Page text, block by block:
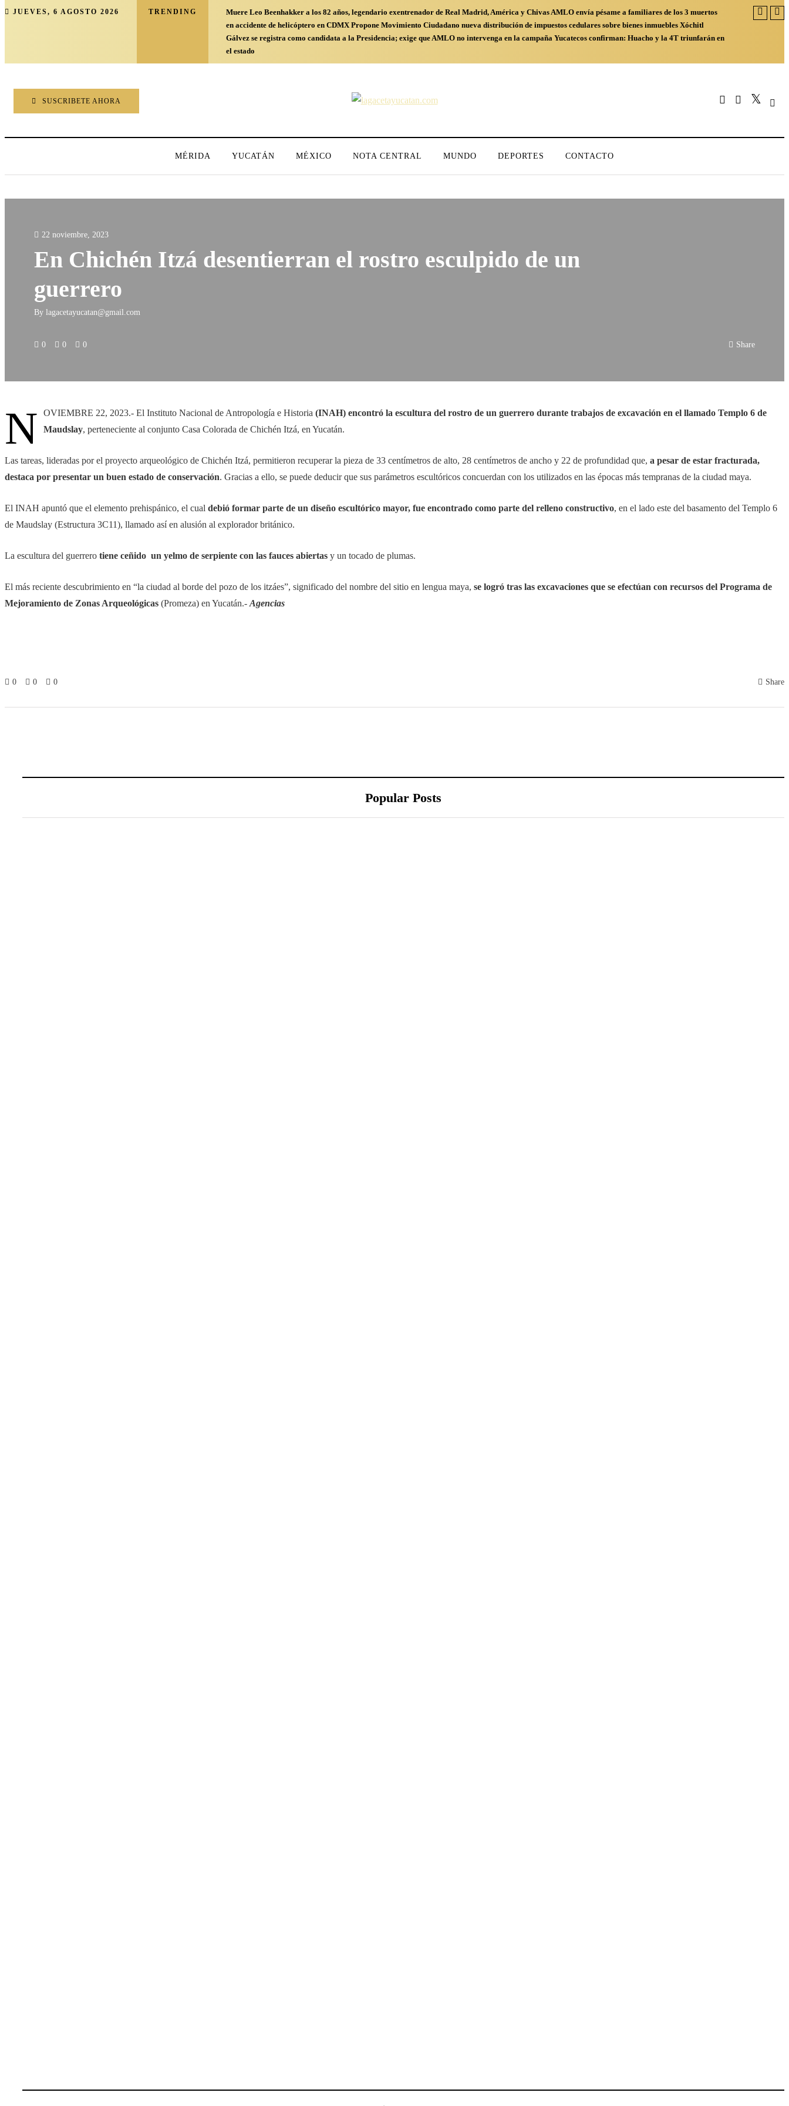
JUEVES, 6 AGOSTO 2026 TRENDING Muere Leo Beenhakker a los 82 años, legendario exentrenador de Real Madrid, América y ChivasAMLO envía pésame a familiares de los 3 muertos
en accidente de helicóptero en CDMX Propone Movimiento Ciudadano nueva distribución de impuestos cedulares sobre bienes inmuebles Xóchitl
Gálvez se registra como candidata a la Presidencia; exige que AMLO no intervenga en la campaña Yucatecos confirman: Huacho y la 4T triunfarán en
el estado
SUSCRIBETE AHORA
MÉRIDA YUCATÁN MÉXICO NOTA CENTRAL MUNDO DEPORTES CONTACTO
22 noviembre, 2023
En Chichén Itzá desentierran el rostro esculpido de un
guerrero
By lagacetayucatan@gmail.com
0 0 0 Share
N OVIEMBRE 22, 2023.- El Instituto Nacional de Antropología e Historia (INAH) encontró la escultura del rostro de un guerrero durante trabajos de excavación en el llamado Templo 6 de
Maudslay, perteneciente al conjunto Casa Colorada de Chichén Itzá, en Yucatán.
Las tareas, lideradas por el proyecto arqueológico de Chichén Itzá, permitieron recuperar la pieza de 33 centímetros de alto, 28 centímetros de ancho y 22 de profundidad que, a pesar de estar fracturada,
destaca por presentar un buen estado de conservación. Gracias a ello, se puede deducir que sus parámetros escultóricos concuerdan con los utilizados en las épocas más tempranas de la ciudad maya.
El INAH apuntó que el elemento prehispánico, el cual debió formar parte de un diseño escultórico mayor, fue encontrado como parte del relleno constructivo, en el lado este del basamento del Templo 6
de Maudslay (Estructura 3C11), llamado así en alusión al explorador británico.
La escultura del guerrero tiene ceñido un yelmo de serpiente con las fauces abiertas y un tocado de plumas.
El más reciente descubrimiento en “la ciudad al borde del pozo de los itzáes”, significado del nombre del sitio en lengua maya, se logró tras las excavaciones que se efectúan con recursos del Programa de
Mejoramiento de Zonas Arqueológicas (Promeza) en Yucatán.- Agencias
0 0 0 Share
Popular Posts